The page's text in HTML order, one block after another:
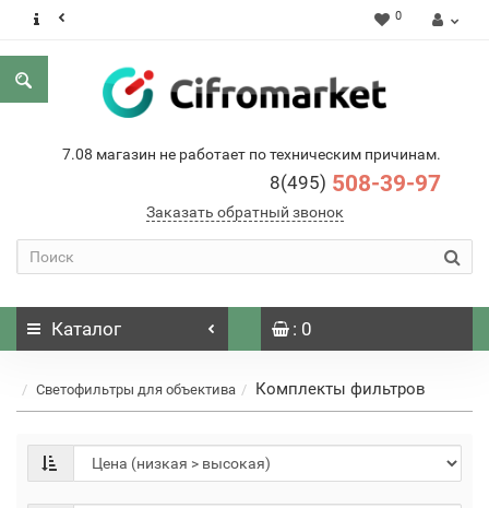
0
7.08 магазин не работает по техническим причинам.
8(495) 508-39-97
Заказать обратный звонок
Каталог : 0
Светофильтры для объектива Комплекты фильтров